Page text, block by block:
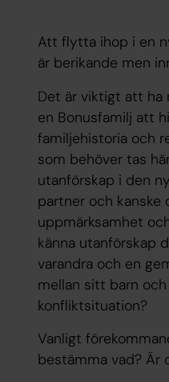
Att flytta ihop i en
är berikande men
Det är viktigt att ha
en Bonusfamilj att
familjehistoria och
som behöver tas
utanförskap i den
partner och kanske
uppmärksamhet
känna utanförskap
varandra och en
mellan sitt barn
konfliktsituation?
Vanligt
bestämma vad? Är